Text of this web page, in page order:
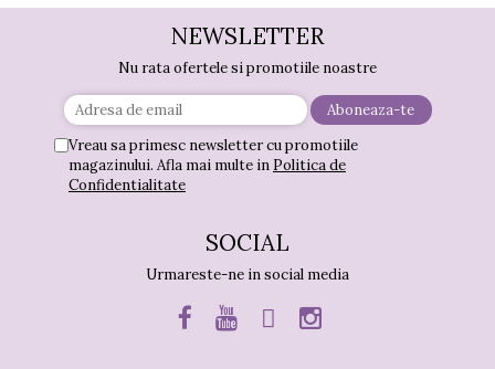
gandesc serios sa imi cumpar
si eu! Recomand mult !
cu drag !
NEWSLETTER
Nu rata ofertele si promotiile noastre
Vreau sa primesc newsletter cu promotiile
magazinului. Afla mai multe in Politica de
Confidentialitate
SOCIAL
Urmareste-ne in social media